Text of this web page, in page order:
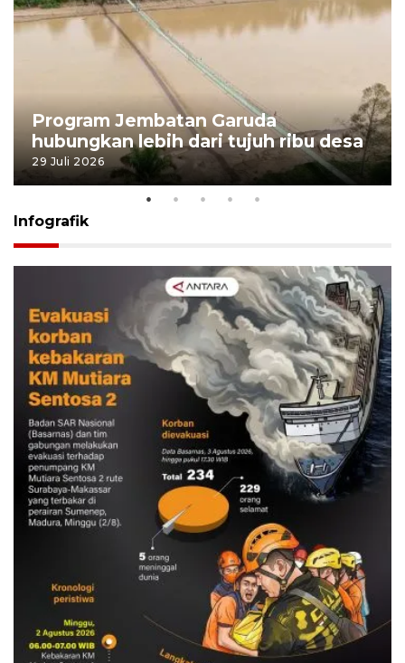
Program Jembatan Garuda
hubungkan lebih dari tujuh ribu desa
29 Juli 2026
Infografik